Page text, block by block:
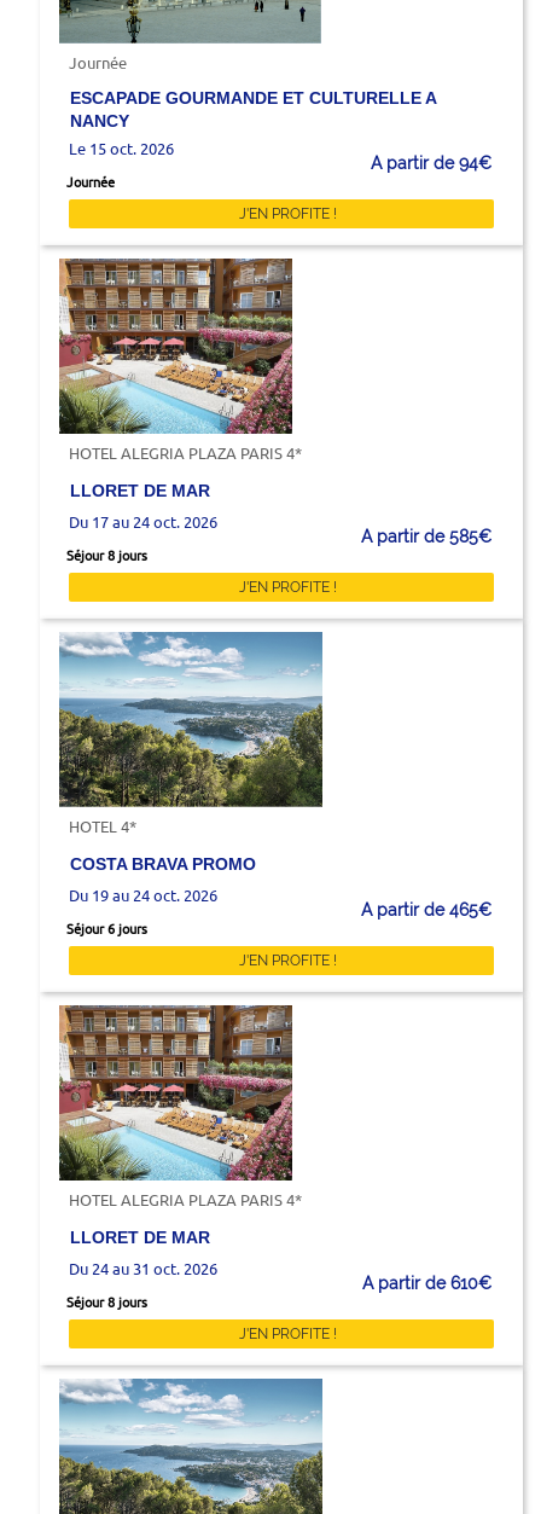
Journée
ESCAPADE GOURMANDE ET CULTURELLE A
NANCY
Le 15 oct. 2026
Journée
A partir de 94€
J'EN PROFITE !
HOTEL ALEGRIA PLAZA PARIS 4*
LLORET DE MAR
Du 17 au 24 oct. 2026
Séjour 8 jours
A partir de 585€
J'EN PROFITE !
HOTEL 4*
COSTA BRAVA PROMO
Du 19 au 24 oct. 2026
Séjour 6 jours
A partir de 465€
J'EN PROFITE !
HOTEL ALEGRIA PLAZA PARIS 4*
LLORET DE MAR
Du 24 au 31 oct. 2026
Séjour 8 jours
A partir de 610€
J'EN PROFITE !